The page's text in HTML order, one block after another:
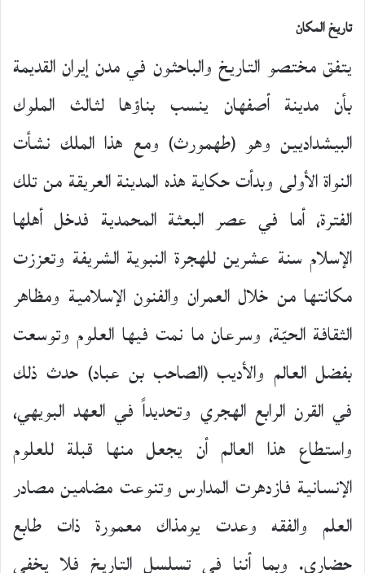
تاريخ المكان
يتفق مختصو التاريخ والباحثون في مدن إيران القديمة
بأن مدينة أصفهان ينسب بناؤها لثالث الملوك
البيشداديين وهو (طهمورث) ومع هذا الملك نشأت
النواة الأولى وبدأت حكاية هذه المدينة العريقة من تلك
الفترة، أما في عصر البعثة المحمدية فدخل أهلها
الإسلام سنة عشرين للهجرة النبوية الشريفة وتعززت
مكانتها من خلال العمران والفنون الإسلامية ومظاهر
الثقافة الحيّة، وسرعان ما نمت فيها العلوم وتوسعت
بفضل العالم والأديب (الصاحب بن عباد) حدث ذلك
في القرن الرابع الهجري وتحديداً في العهد البويهي،
واستطاع هذا العالم أن يجعل منها قبلة للعلوم
الإنسانية فازدهرت المدارس وتنوعت مضامين مصادر
العلم والفقه وعدت يومذاك معمورة ذات طابع